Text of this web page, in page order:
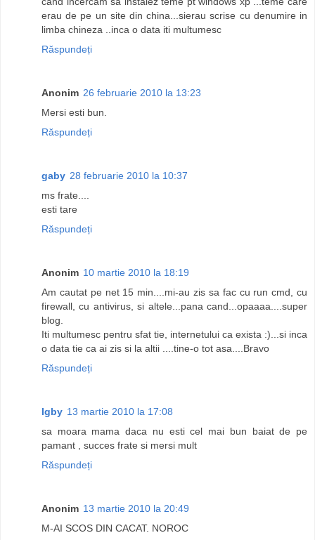
erau de pe un site din china...sierau scrise cu denumire in
limba chineza ..inca o data iti multumesc
Răspundeți
Anonim 26 februarie 2010 la 13:23
Mersi esti bun.
Răspundeți
gaby 28 februarie 2010 la 10:37
ms frate....
esti tare
Răspundeți
Anonim 10 martie 2010 la 18:19
Am cautat pe net 15 min....mi-au zis sa fac cu run cmd, cu
firewall, cu antivirus, si altele...pana cand...opaaaa....super
blog.
Iti multumesc pentru sfat tie, internetului ca exista :)...si inca
o data tie ca ai zis si la altii ....tine-o tot asa....Bravo
Răspundeți
Igby 13 martie 2010 la 17:08
sa moara mama daca nu esti cel mai bun baiat de pe
pamant , succes frate si mersi mult
Răspundeți
Anonim 13 martie 2010 la 20:49
M-AI SCOS DIN CACAT. NOROC